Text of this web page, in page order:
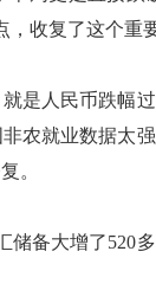
收复了这个重
人民币跌幅过
农就业数据太
。
备大增了520